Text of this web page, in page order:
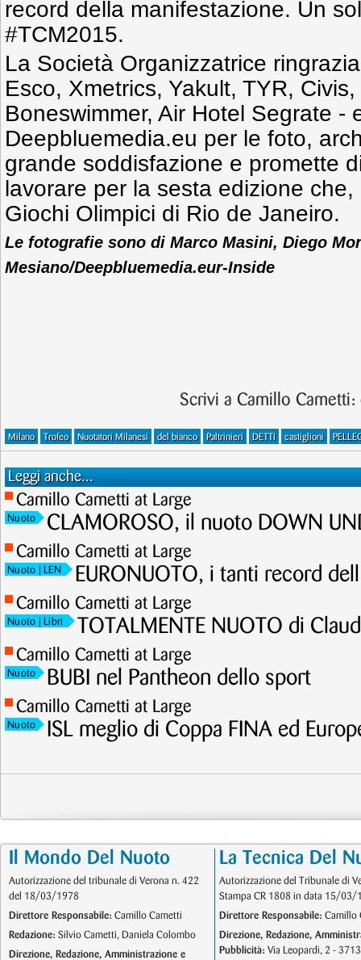
record della manifestazione. Un
#TCM2015.
La Società Organizzatrice
Esco, Xmetrics, Yakult, TYR,
Boneswimmer, Air Hotel Segrate -
Deepbluemedia.eu per le foto,
grande soddisfazione e promette
lavorare per la sesta edizione
Giochi Olimpici di Rio de Janeiro.
Le fotografie sono di Marco Masini, Diego
Mesiano/Deepbluemedia.eur-Inside
Scrivi a Camillo Cametti:
Milano Trofeo Nuotatori Milanesi del bianco Paltrinieri DETTI castiglioni
Leggi anche...
Camillo Cametti at Large
Nuoto CLAMOROSO, il nuoto DOWN
Camillo Cametti at Large
Nuoto | LEN EURONUOTO, i tanti record
Camillo Cametti at Large
Nuoto | Libri TOTALMENTE NUOTO di
Camillo Cametti at Large
Nuoto BUBI nel Pantheon dello sport
Camillo Cametti at Large
Nuoto ISL meglio di Coppa FINA ed
Il Mondo Del Nuoto
Autorizzazione del tribunale di Verona n. 422
del 18/03/1978
Direttore Responsabile: Camillo Cametti
Redazione: Silvio Cametti, Daniela Colombo
Direzione, Redazione, Amministrazione e
La Tecnica Del
Autorizzazione del Tribunale di
Stampa CR 1808 in data 15/03/
Direttore Responsabile: Camillo
Direzione, Redazione,
Pubblicità: Via Leopardi, 2 -